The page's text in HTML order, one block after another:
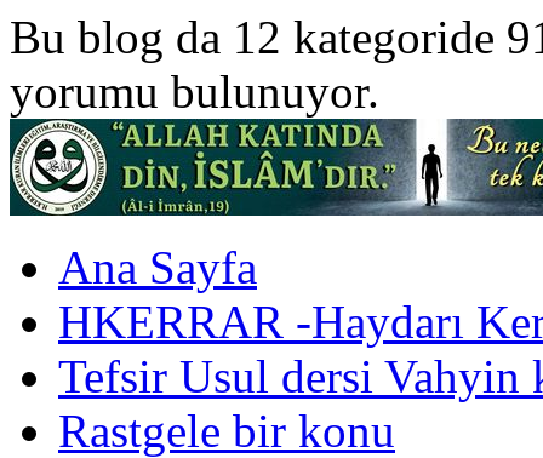
Bu blog da 12 kategoride
yorumu bulunuyor.
Ana Sayfa
HKERRAR -Haydarı
Tefsir Usul dersi Vahyin
Rastgele bir konu